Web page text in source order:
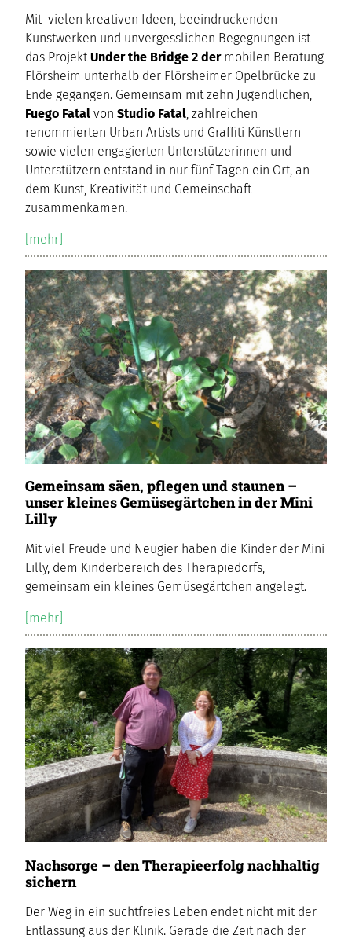
Mit vielen kreativen Ideen, beeindruckenden
Kunstwerken und unvergesslichen Begegnungen ist
das ProjektUnder the Bridge 2 der mobilen Beratung
Flörsheim unterhalb der Flörsheimer Opelbrücke zu
Ende gegangen. Gemeinsam mit zehn Jugendlichen,
Fuego Fatal von Studio Fatal, zahlreichen
renommierten Urban Artists und Graffiti Künstlern
sowie vielen engagierten Unterstützerinnen und
Unterstützern entstand in nur fünf Tagen ein Ort, an
dem Kunst, Kreativität und Gemeinschaft
zusammenkamen.
[mehr]
Gemeinsam säen, pflegen und staunen –
unser kleines Gemüsegärtchen in der Mini
Lilly
Mit viel Freude und Neugier haben die Kinder der Mini
Lilly, dem Kinderbereich des Therapiedorfs,
gemeinsam ein kleines Gemüsegärtchen angelegt.
[mehr]
Nachsorge – den Therapieerfolg nachhaltig
sichern
Der Weg in ein suchtfreies Leben endet nicht mit der
Entlassung aus der Klinik. Gerade die Zeit nach der